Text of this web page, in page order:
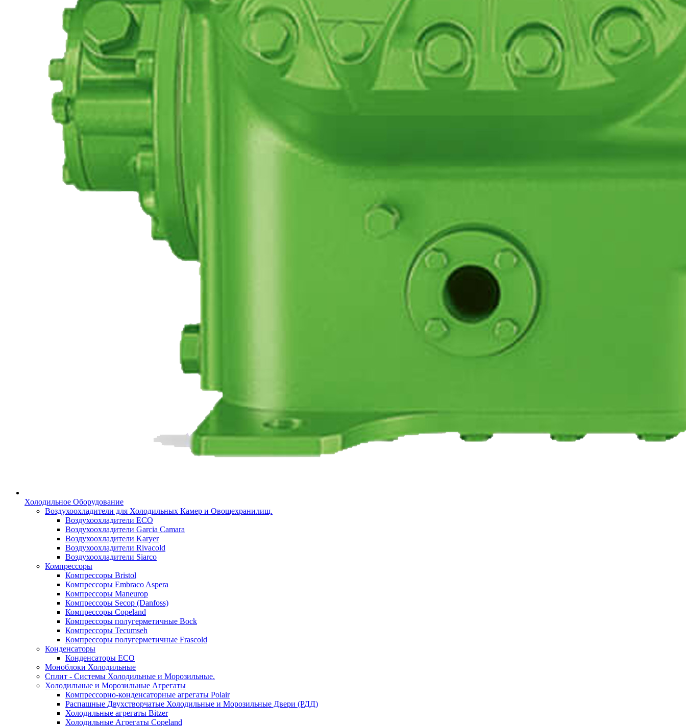
Холодильное Оборудование
Воздухоохладители для Холодильных Камер и Овощехранилищ.
Воздухоохладители ECO
Воздухоохладители Garcia Camara
Воздухоохладители Karyer
Воздухоохладители Rivacold
Воздухоохладители Siarco
Компрессоры
Компрессоры Bristol
Компрессоры Embraco Aspera
Компрессоры Maneurop
Компрессоры Secop (Danfoss)
Компрессоры Copeland
Компрессоры полугерметичные Bock
Компрессоры Tecumseh
Компрессоры полугерметичные Frascold
Конденсаторы
Конденсаторы ECO
Моноблоки Холодильные
Сплит - Системы Холодильные и Морозильные.
Холодильные и Морозильные Агрегаты
Компрессорно-конденсаторные агрегаты Polair
Распашные Двухстворчатые Холодильные и Морозильные Двери (РДД)
Холодильные агрегаты Bitzer
Холодильные Агрегаты Copeland